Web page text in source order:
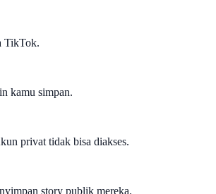
TikTok.
kamu simpan.
privat tidak bisa diakses.
story publik mereka.